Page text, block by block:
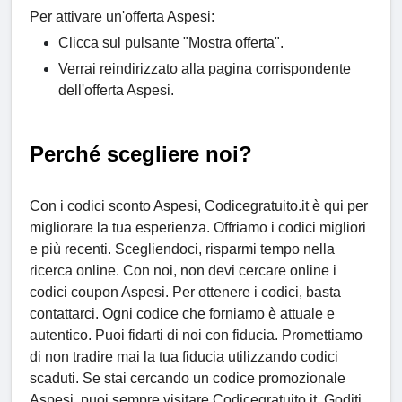
Per attivare un'offerta Aspesi:
Clicca sul pulsante "Mostra offerta".
Verrai reindirizzato alla pagina corrispondente
dell'offerta Aspesi.
Perché scegliere noi?
Con i codici sconto Aspesi, Codicegratuito.it è qui per
migliorare la tua esperienza. Offriamo i codici migliori
e più recenti. Scegliendoci, risparmi tempo nella
ricerca online. Con noi, non devi cercare online i
codici coupon Aspesi. Per ottenere i codici, basta
contattarci. Ogni codice che forniamo è attuale e
autentico. Puoi fidarti di noi con fiducia. Promettiamo
di non tradire mai la tua fiducia utilizzando codici
scaduti. Se stai cercando un codice promozionale